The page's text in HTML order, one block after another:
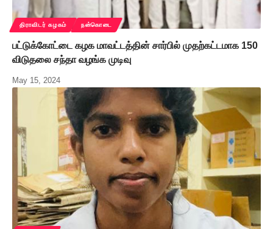
திராவிடர் கழகம் நன்கொடை
பட்டுக்கோட்டை கழக மாவட்டத்தின் சார்பில் முதற்கட்டமாக 150
விடுதலை சந்தா வழங்க முடிவு
May 15, 2024